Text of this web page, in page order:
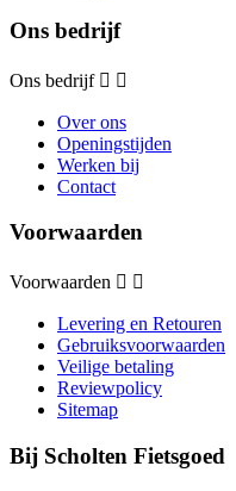
Ons bedrijf
Ons bedrijf  
Over ons
Openingstijden
Werken bij
Contact
Voorwaarden
Voorwaarden  
Levering en Retouren
Gebruiksvoorwaarden
Veilige betaling
Reviewpolicy
Sitemap
Bij Scholten Fietsgoed